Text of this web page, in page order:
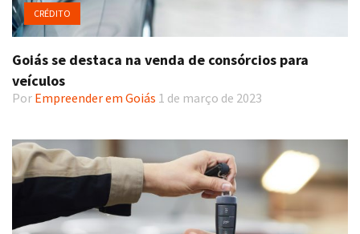
CRÉDITO
Goiás se destaca na venda de consórcios para
veículos
Por Empreender em Goiás 1 de março de 2023